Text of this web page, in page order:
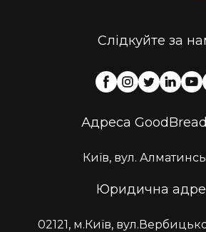
Слідкуйте за
Адреса
Київ, вул.
Юридична
02121, м.Київ,